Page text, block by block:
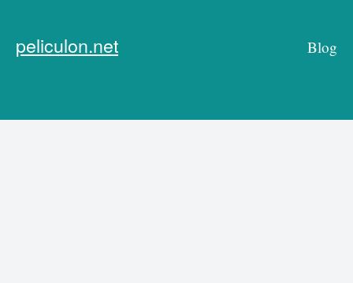
peliculon.net Blog